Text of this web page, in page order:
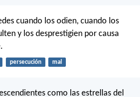
cuando los odien, cuando los
y los desprestigien por causa
persecución mal
como las estrellas del